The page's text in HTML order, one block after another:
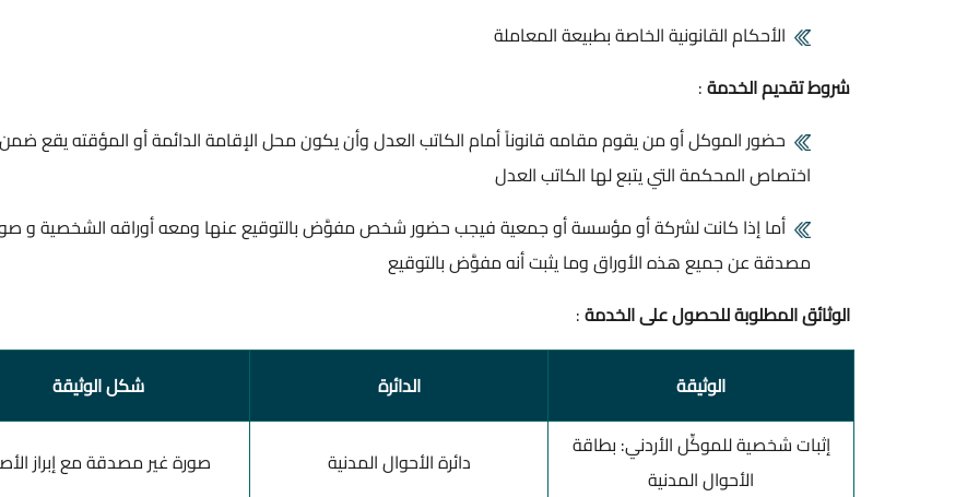
الأحكام القانونية الخاصة بطبيعة المعاملة
شروط تقديم الخدمة:
حضور الموكل أو من يقوم مقامه قانوناً أمام الكاتب العدل وأن يكون محل الإقامة الدائمة أو المؤقته يقع ضمن
اختصاص المحكمة التي يتبع لها الكاتب العدل
أما إذا كانت لشركة أو مؤسسة أو جمعية فيجب حضور شخص مفوَّض بالتوقيع عنها ومعه أوراقه الشخصية و
مصدقة عن جميع هذه الأوراق وما يثبت أنه مفوَّض بالتوقيع
الوثائق المطلوبة للحصول على الخدمة:
الوثيقة الدائرة
شكل الوثيقة
إثبات شخصية للموكِّل الأردني: بطاقة
الأحوال المدنية
دائرة الأحوال المدنية صورة غير مصدقة مع إبراز